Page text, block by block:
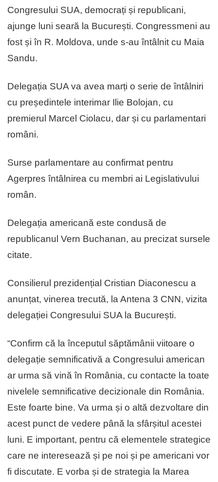
Congresului SUA, democrați și republicani,
ajunge luni seară la București. Congressmeni au
fost și în R. Moldova, unde s-au întâlnit cu Maia
Sandu.
Delegația SUA va avea marți o serie de întâlniri
cu președintele interimar Ilie Bolojan, cu
premierul Marcel Ciolacu, dar și cu parlamentari
români.
Surse parlamentare au confirmat pentru
Agerpres întâlnirea cu membri ai Legislativului
român.
Delegația americană este condusă de
republicanul Vern Buchanan, au precizat sursele
citate.
Consilierul prezidențial Cristian Diaconescu a
anunțat, vinerea trecută, la Antena 3 CNN, vizita
delegației Congresului SUA la București.
“Confirm că la începutul săptămânii viitoare o
delegație semnificativă a Congresului american
ar urma să vină în România, cu contacte la toate
nivelele semnificative decizionale din România.
Este foarte bine. Va urma și o altă dezvoltare din
acest punct de vedere până la sfârșitul acestei
luni. E important, pentru că elementele strategice
care ne interesează și pe noi și pe americani vor
fi discutate. E vorba și de strategia la Marea